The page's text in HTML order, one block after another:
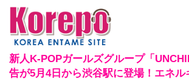
新人K-POPガールズグループ「
告が5月4日から渋谷駅に登場！エネル